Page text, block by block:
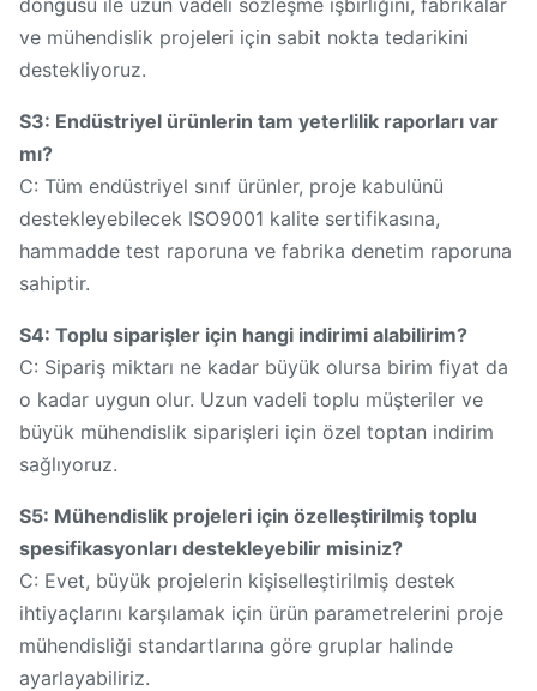
döngüsü ile uzun vadeli sözleşme işbirliğini, fabrikalar
ve mühendislik projeleri için sabit nokta tedarikini
destekliyoruz.
S3: Endüstriyel ürünlerin tam yeterlilik raporları var
mı?
C: Tüm endüstriyel sınıf ürünler, proje kabulünü
destekleyebilecek ISO9001 kalite sertifikasına,
hammadde test raporuna ve fabrika denetim raporuna
sahiptir.
S4: Toplu siparişler için hangi indirimi alabilirim?
C: Sipariş miktarı ne kadar büyük olursa birim fiyat da
o kadar uygun olur. Uzun vadeli toplu müşteriler ve
büyük mühendislik siparişleri için özel toptan indirim
sağlıyoruz.
S5: Mühendislik projeleri için özelleştirilmiş toplu
spesifikasyonları destekleyebilir misiniz?
C: Evet, büyük projelerin kişiselleştirilmiş destek
ihtiyaçlarını karşılamak için ürün parametrelerini proje
mühendisliği standartlarına göre gruplar halinde
ayarlayabiliriz.